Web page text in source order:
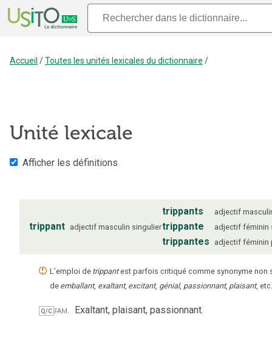
Accueil /Toutes les unités lexicales du dictionnaire /
Unité lexicale
Afficher les définitions
trippant adjectif masculin singulier
trippants adjectif
trippante adjectif féminin
trippantes adjectif féminin
L’emploi de trippantest parfois critiqué comme synonyme non
de emballant, exaltant, excitant, génial, passionnant, plaisant,
Q/C fam. Exaltant, plaisant, passionnant.